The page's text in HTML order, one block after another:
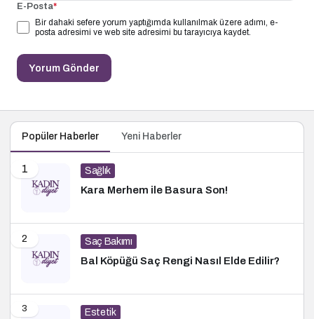
E-Posta*
Bir dahaki sefere yorum yaptığımda kullanılmak üzere adımı, e-
posta adresimi ve web site adresimi bu tarayıcıya kaydet.
Yorum Gönder
Popüler Haberler Yeni Haberler
1 Sağlık
Kara Merhem ile Basura Son!
2 Saç Bakımı
Bal Köpüğü Saç Rengi Nasıl Elde Edilir?
3 Estetik